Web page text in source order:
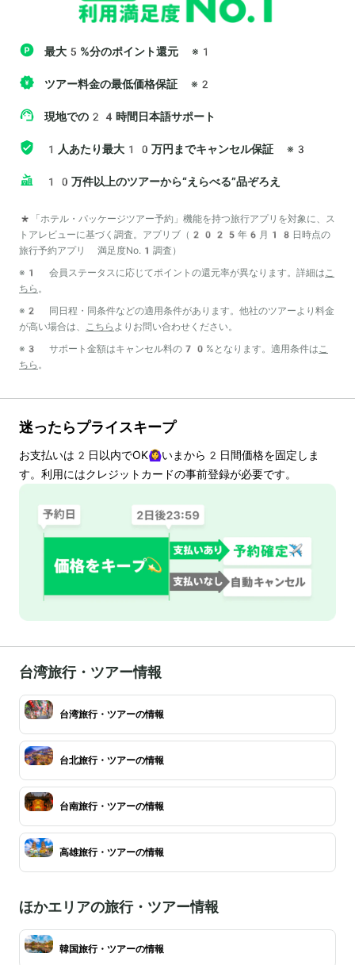
最大5%分のポイント還元 ※1
ツアー料金の最低価格保証 ※2
現地での24時間日本語サポート
1人あたり最大10万円までキャンセル保証 ※3
10万件以上のツアーから“えらべる”品ぞろえ
*「ホテル・パッケージツアー予約」機能を持つ旅行アプリを対象に、ス
トアレビューに基づく調査。アプリブ（2025年6月18日時点の
旅行予約アプリ 満足度No.1調査）
※1 会員ステータスに応じてポイントの還元率が異なります。詳細は こ
ちら 。
※2 同日程・同条件などの適用条件があります。他社のツアーより料金
が高い場合は、
こちら よりお問い合わせください。
※3 サポート金額はキャンセル料の70%となります。適用条件は こ
ちら 。
迷ったらプライスキープ
お支払いは 2 日以内でOK🙆‍♀️いまから 2 日間価格を固定しま
す。利用にはクレジットカードの事前登録が必要です。
台湾旅行・ツアー情報
台湾旅行・ツアーの情報
台北旅行・ツアーの情報
台南旅行・ツアーの情報
高雄旅行・ツアーの情報
ほかエリアの旅行・ツアー情報
韓国旅行・ツアーの情報